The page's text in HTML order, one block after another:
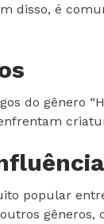
disso, é
do gênero
popular
gêneros,